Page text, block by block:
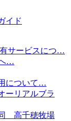
イド
サービスにつ…
…
について…
ーリアルブラ
高千穂牧場